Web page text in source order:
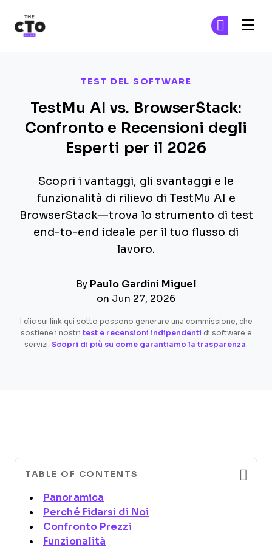
TEST DEL SOFTWARE
TestMu AI vs. BrowserStack:
Confronto e Recensioni degli
Esperti per il 2026
Scopri i vantaggi, gli svantaggi e le
funzionalità di rilievo di TestMu AI e
BrowserStack—trova lo strumento di test
end-to-end ideale per il tuo flusso di
lavoro.
By Paulo Gardini Miguel
on Jun 27, 2026
I clic sui link qui sotto possono generare una commissione, che
sostiene i nostri test e recensioni indipendenti di software e
servizi. Scopri di più su come garantiamo la trasparenza.
TABLE OF CONTENTS
Panoramica
Perché Fidarsi di Noi
Confronto Prezzi
Funzionalità